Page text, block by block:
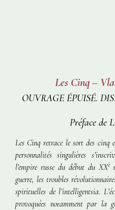
Les Cinq –
OUVRAGE ÉPUISÉ.
Préface de
Les Cinq retrace le sort des cinq
personnalités singulières
l’empire russe du début du XXè
guerre, les troubles
spirituelles de l’intelligentsia.
provoquées notamment par la